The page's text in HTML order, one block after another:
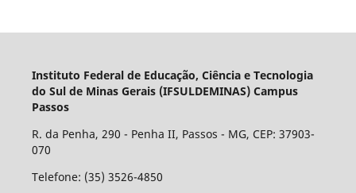
Instituto Federal de Educação, Ciência e Tecnologia
do Sul de Minas Gerais (IFSULDEMINAS) Campus
Passos
R. da Penha, 290 - Penha II, Passos - MG, CEP: 37903-
070
Telefone: (35) 3526-4850